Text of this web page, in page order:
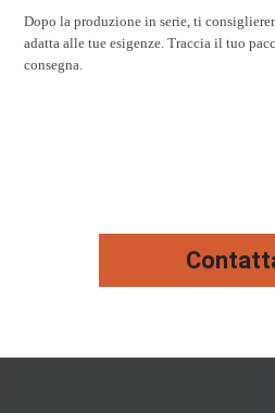
Dopo la produzione in serie, ti
adatta alle tue esigenze. Traccia il tuo
consegna.